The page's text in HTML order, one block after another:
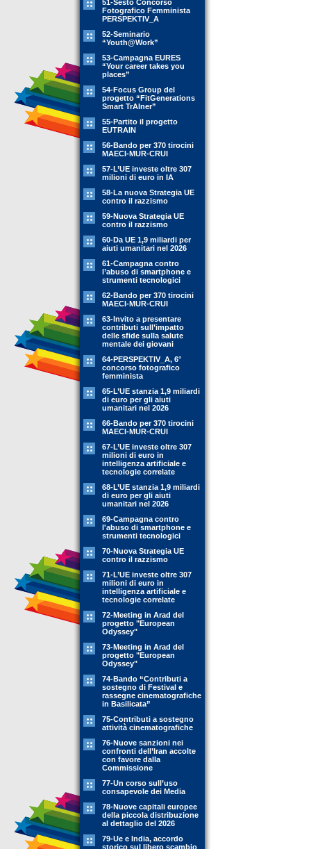
51-Sesto Concorso
Fotografico Femminista
PERSPEKTIV_A
52-Seminario
“Youth@Work”
53-Campagna EURES
“Your career takes you
places”
54-Focus Group del
progetto “FitGenerations
Smart TrAIner”
55-Partito il progetto
EUTRAIN
56-Bando per 370 tirocini
MAECI-MUR-CRUI
57-L’UE investe oltre 307
milioni di euro in IA
58-La nuova Strategia UE
contro il razzismo
59-Nuova Strategia UE
contro il razzismo
60-Da UE 1,9 miliardi per
aiuti umanitari nel 2026
61-Campagna contro
l’abuso di smartphone e
strumenti tecnologici
62-Bando per 370 tirocini
MAECI-MUR-CRUI
63-Invito a presentare
contributi sull’impatto
delle sfide sulla salute
mentale dei giovani
64-PERSPEKTIV_A, 6°
concorso fotografico
femminista
65-L’UE stanzia 1,9 miliardi
di euro per gli aiuti
umanitari nel 2026
66-Bando per 370 tirocini
MAECI-MUR-CRUI
67-L’UE investe oltre 307
milioni di euro in
intelligenza artificiale e
tecnologie correlate
68-L’UE stanzia 1,9 miliardi
di euro per gli aiuti
umanitari nel 2026
69-Campagna contro
l'abuso di smartphone e
strumenti tecnologici
70-Nuova Strategia UE
contro il razzismo
71-L’UE investe oltre 307
milioni di euro in
intelligenza artificiale e
tecnologie correlate
72-Meeting in Arad del
progetto "European
Odyssey"
73-Meeting in Arad del
progetto "European
Odyssey"
74-Bando “Contributi a
sostegno di Festival e
rassegne cinematografiche
in Basilicata”
75-Contributi a sostegno
attività cinematografiche
76-Nuove sanzioni nei
confronti dell’Iran accolte
con favore dalla
Commissione
77-Un corso sull’uso
consapevole dei Media
78-Nuove capitali europee
della piccola distribuzione
al dettaglio del 2026
79-Ue e India, accordo
storico sul libero scambio